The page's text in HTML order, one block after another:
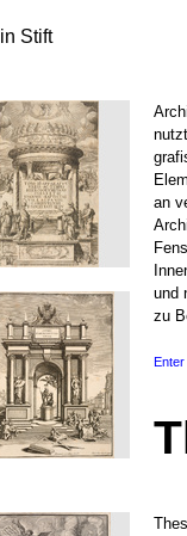
Stift
an
und
zu
Enter